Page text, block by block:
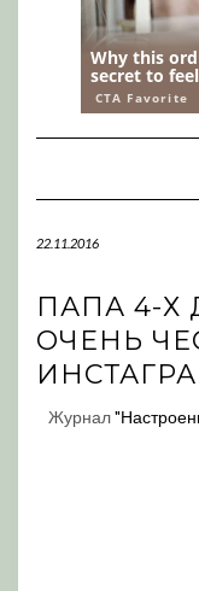
22.11.2016
ПАПА 4-Х
ОЧЕНЬ
Журнал